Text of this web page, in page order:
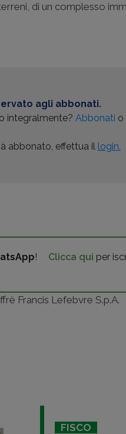
di un complesso
agli abbonati.
integralmente?Abbonati o
abbonato, effettua il login.
! Clicca qui per
Francis Lefebvre S.p.A.
FISCO